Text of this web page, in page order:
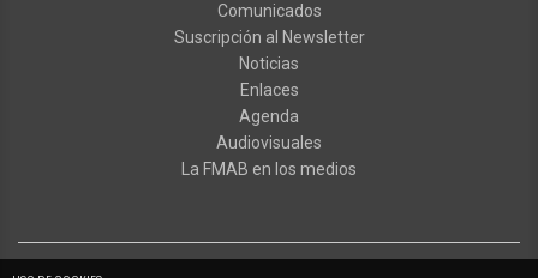
Comunicados
Suscripción al Newsletter
Noticias
Enlaces
Agenda
Audiovisuales
La FMAB en los medios